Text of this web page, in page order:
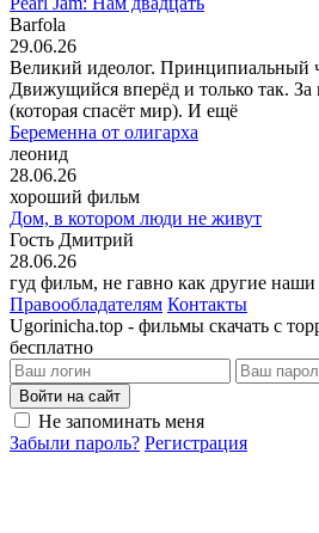
Barfola
29.06.26
Великий идеолог. Принципиальный
Движущийся вперёд и только так. За
(которая спасёт мир). И ещё
Беременна от олигарха
леонид
28.06.26
хороший фильм
Дом, в котором люди не живут
Гость Дмитрий
28.06.26
гуд фильм, не гавно как другие
Правообладателям Контакты
Ugorinicha.top - фильмы скачать с
бесплатно
Войти на сайт
Не запоминать меня
Забыли пароль? Регистрация